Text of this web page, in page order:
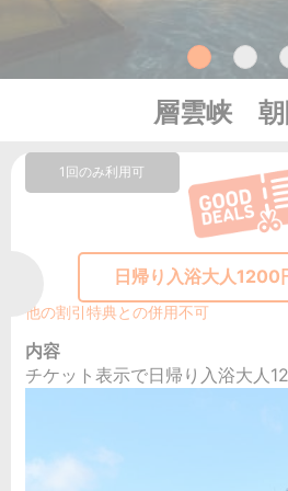
層雲峡 朝
1回のみ利用可
日帰り入浴大人
他の割引特典との併用不可
内容
チケット表示で日帰り入浴大人